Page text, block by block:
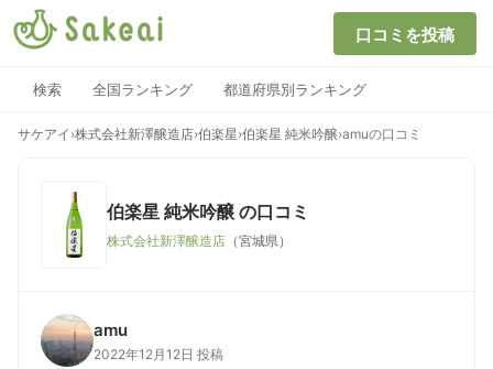
口コミを投稿
検索 全国ランキング 都道府県別ランキング
サケアイ ›株式会社新澤醸造店›伯楽星›伯楽星 純米吟醸›amuの口コミ
伯楽星 純米吟醸 の口コミ
株式会社新澤醸造店 （宮城県）
amu
2022年12月12日 投稿